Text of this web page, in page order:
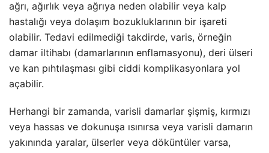
ağrı, ağırlık veya ağrıya neden olabilir veya kalp
hastalığı veya dolaşım bozukluklarının bir işareti
olabilir. Tedavi edilmediği takdirde, varis, örneğin
damar iltihabı (damarlarının enflamasyonu), deri ülseri
ve kan pıhtılaşması gibi ciddi komplikasyonlara yol
açabilir.
Herhangi bir zamanda, varisli damarlar şişmiş, kırmızı
veya hassas ve dokunuşa ısınırsa veya varisli damarın
yakınında yaralar, ülserler veya döküntüler varsa,